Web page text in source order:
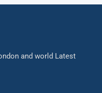
and world Latest